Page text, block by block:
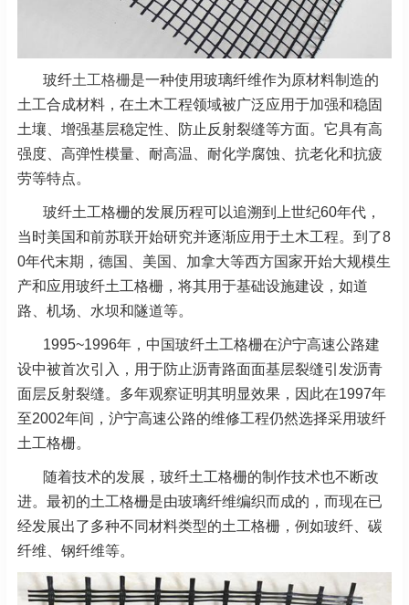
玻纤土工格栅是一种使用玻璃纤维作为原材料制造的
土工合成材料，在土木工程领域被广泛应用于加强和稳固
土壤、增强基层稳定性、防止反射裂缝等方面。它具有高
强度、高弹性模量、耐高温、耐化学腐蚀、抗老化和抗疲
劳等特点。
玻纤土工格栅的发展历程可以追溯到上世纪60年代，
当时美国和前苏联开始研究并逐渐应用于土木工程。到了8
0年代末期，德国、美国、加拿大等西方国家开始大规模生
产和应用玻纤土工格栅，将其用于基础设施建设，如道
路、机场、水坝和隧道等。
1995~1996年，中国玻纤土工格栅在沪宁高速公路建
设中被首次引入，用于防止沥青路面面基层裂缝引发沥青
面层反射裂缝。多年观察证明其明显效果，因此在1997年
至2002年间，沪宁高速公路的维修工程仍然选择采用玻纤
土工格栅。
随着技术的发展，玻纤土工格栅的制作技术也不断改
进。最初的土工格栅是由玻璃纤维编织而成的，而现在已
经发展出了多种不同材料类型的土工格栅，例如玻纤、碳
纤维、钢纤维等。